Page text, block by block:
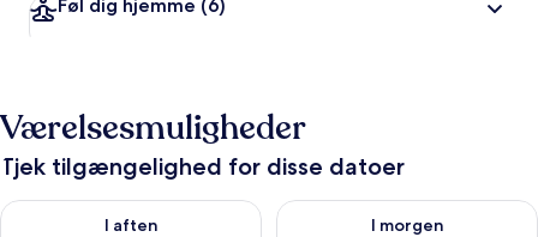
Føl dig hjemme (6)
Værelsesmuligheder
Tjek tilgængelighed for disse datoer
I aften
Tjek tilgængelighed for i aften aug. 7 - aug. 8
I morgen
Tjek tilgængelighed for i